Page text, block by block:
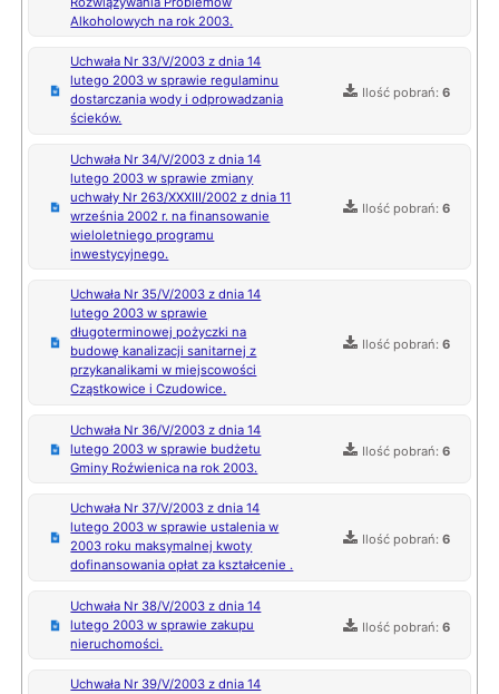
Alkoholowych na rok 2003.
Uchwała Nr 33/V/2003 z dnia 14
lutego 2003 w sprawie regulaminu
dostarczania wody i odprowadzania
ścieków.
Ilość pobrań:6
Uchwała Nr 34/V/2003 z dnia 14
lutego 2003 w sprawie zmiany
uchwały Nr 263/XXXIII/2002 z dnia 11
września 2002 r. na finansowanie
wieloletniego programu
inwestycyjnego.
Ilość pobrań:6
Uchwała Nr 35/V/2003 z dnia 14
lutego 2003 w sprawie
długoterminowej pożyczki na
budowę kanalizacji sanitarnej z
przykanalikami w miejscowości
Cząstkowice i Czudowice.
Ilość pobrań:6
Uchwała Nr 36/V/2003 z dnia 14
lutego 2003 w sprawie budżetu
Gminy Roźwienica na rok 2003.
Ilość pobrań:6
Uchwała Nr 37/V/2003 z dnia 14
lutego 2003 w sprawie ustalenia w
2003 roku maksymalnej kwoty
dofinansowania opłat za kształcenie .
Ilość pobrań:6
Uchwała Nr 38/V/2003 z dnia 14
lutego 2003 w sprawie zakupu
nieruchomości.
Ilość pobrań:6
Uchwała Nr 39/V/2003 z dnia 14